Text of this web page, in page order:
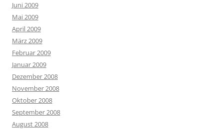
Juni 2009
Mai 2009
April 2009
März 2009
Februar 2009
Januar 2009
Dezember 2008
November 2008
Oktober 2008
September 2008
August 2008